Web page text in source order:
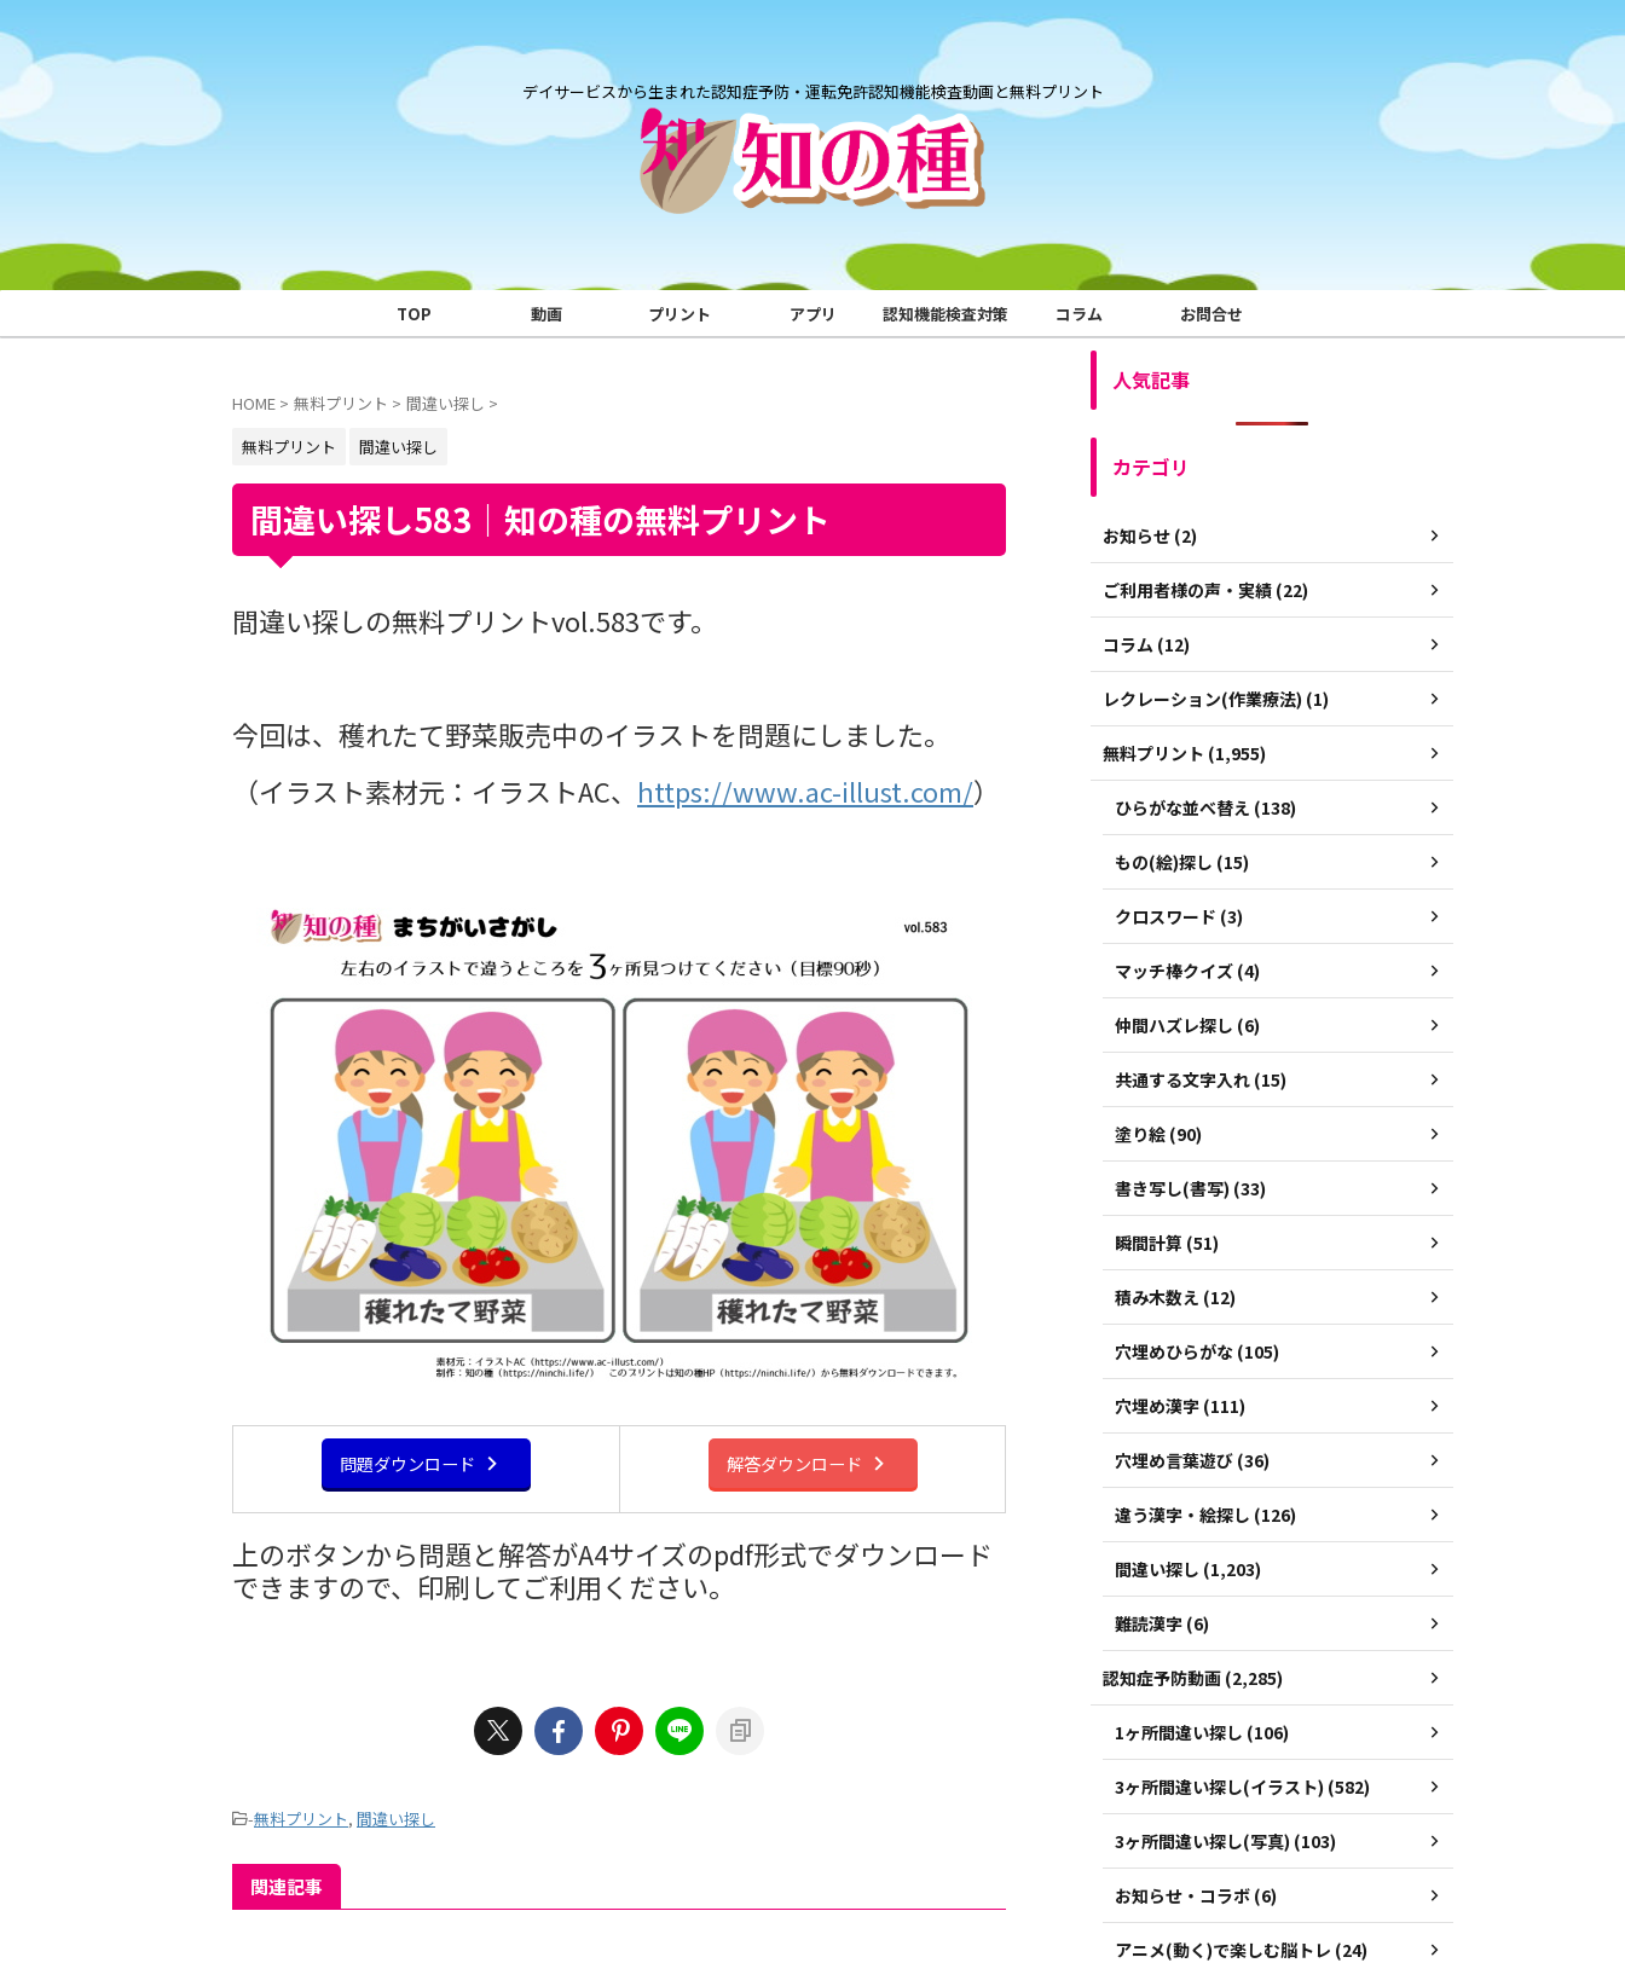
デイサービスから生まれた認知症予防・運転免許認知機能検査動画と無料プリント
TOP 動画 プリント アプリ 認知機能検査対策 コラム お問合せ
HOME > 無料プリント > 間違い探し >
無料プリント
間違い探し
間違い探し583｜知の種の無料プリント
間違い探しの無料プリントvol.583です。
今回は、穫れたて野菜販売中のイラストを問題にしました。
（イラスト素材元：イラストAC、 https://www.ac-illust.com/）
問題ダウンロード 解答ダウンロード
上のボタンから問題と解答がA4サイズのpdf形式でダウンロード
できますので、印刷してご利用ください。
-無料プリント, 間違い探し
関連記事
人気記事
カテゴリ
お知らせ (2)
ご利用者様の声・実績 (22)
コラム (12)
レクレーション(作業療法) (1)
無料プリント (1,955)
ひらがな並べ替え (138)
もの(絵)探し (15)
クロスワード (3)
マッチ棒クイズ (4)
仲間ハズレ探し (6)
共通する文字入れ (15)
塗り絵 (90)
書き写し(書写) (33)
瞬間計算 (51)
積み木数え (12)
穴埋めひらがな (105)
穴埋め漢字 (111)
穴埋め言葉遊び (36)
違う漢字・絵探し (126)
間違い探し (1,203)
難読漢字 (6)
認知症予防動画 (2,285)
1ヶ所間違い探し (106)
3ヶ所間違い探し(イラスト) (582)
3ヶ所間違い探し(写真) (103)
お知らせ・コラボ (6)
アニメ(動く)で楽しむ脳トレ (24)